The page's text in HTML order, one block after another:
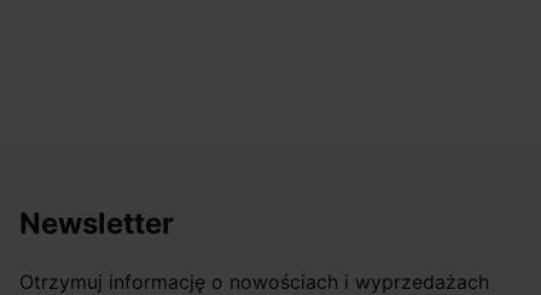
Newsletter
Otrzymuj informację o nowościach i wyprzedażach